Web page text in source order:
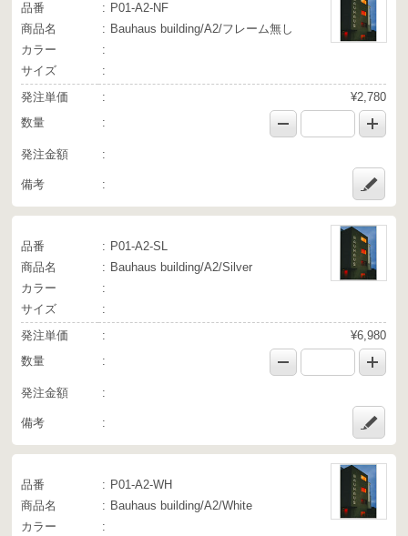
品番
P01-A2-NF
商品名
Bauhaus building/A2/フレーム無し
カラー
サイズ
発注単価
¥2,780
数量
発注金額
備考
品番
P01-A2-SL
商品名
Bauhaus building/A2/Silver
カラー
サイズ
発注単価
¥6,980
数量
発注金額
備考
品番
P01-A2-WH
商品名
Bauhaus building/A2/White
カラー